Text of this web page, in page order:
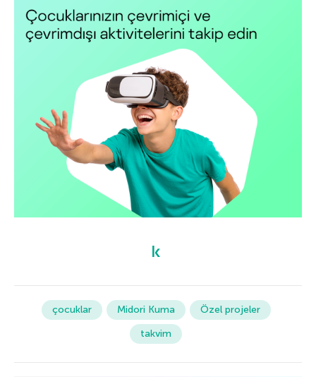
çocuklar Midori Kuma
Özel projeler
takvim